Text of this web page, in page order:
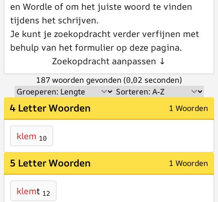
en Wordle of om het juiste woord te vinden
tijdens het schrijven.
Je kunt je zoekopdracht verder verfijnen met
behulp van het formulier op deze pagina.
Zoekopdracht aanpassen ↓
187 woorden gevonden (0,02 seconden)
4 Letter Woorden 1 Woorden
klem 10
5 Letter Woorden 1 Woorden
klemt 12